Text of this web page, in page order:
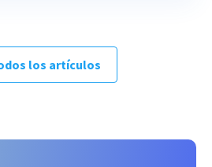
los artículos